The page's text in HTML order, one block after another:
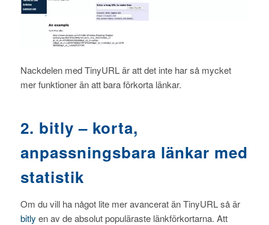
Nackdelen med TinyURL är att det inte har så mycket
mer funktioner än att bara förkorta länkar.
2. bitly – korta,
anpassningsbara länkar med
statistik
Om du vill ha något lite mer avancerat än TinyURL så är
bitly en av de absolut populäraste länkförkortarna. Att